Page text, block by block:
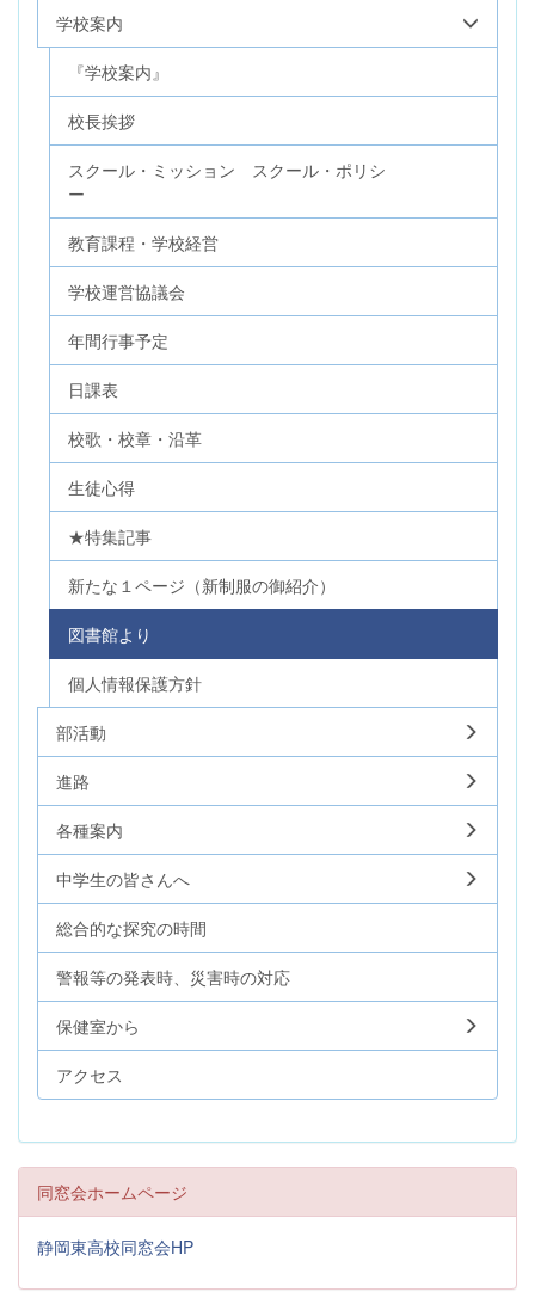
学校案内
『学校案内』
校長挨拶
スクール・ミッション スクール・ポリシ
ー
教育課程・学校経営
学校運営協議会
年間行事予定
日課表
校歌・校章・沿革
生徒心得
★特集記事
新たな１ページ（新制服の御紹介）
図書館より
個人情報保護方針
部活動
進路
各種案内
中学生の皆さんへ
総合的な探究の時間
警報等の発表時、災害時の対応
保健室から
アクセス
同窓会ホームページ
静岡東高校同窓会HP